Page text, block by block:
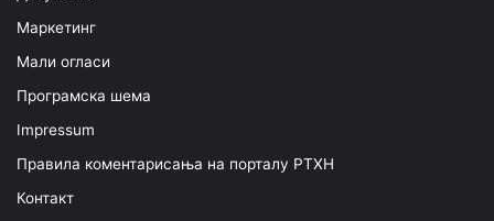
Маркетинг
Мали огласи
Програмска шема
Impressum
Правила коментарисања на порталу РТХН
Контакт